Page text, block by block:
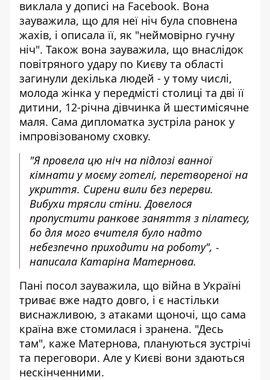
виклала у дописі на Facebook. Вона
зауважила, що для неї ніч була сповнена
жахів, і описала її, як "неймовірно гучну
ніч". Також вона зауважила, що внаслідок
повітряного удару по Києву та області
загинули декілька людей - у тому числі,
молода жінка у передмісті столиці та дві її
дитини, 12-річна дівчинка й шестимісячне
маля. Сама дипломатка зустріла ранок у
імпровізованому сховку.
"Я провела цю ніч на підлозі ванної
кімнати у моєму готелі, перетвореної на
укриття. Сирени вили без перерви.
Вибухи трясли стіни. Довелося
пропустити ранкове заняття з пілатесу,
бо для мого вчителя було надто
небезпечно приходити на роботу", -
написала Катаріна Матернова.
Пані посол зауважила, що війна в Україні
триває вже надто довго, і є настільки
виснажливою, з атаками щоночі, що сама
країна вже стомилася і зранена. "Десь
там", каже Матернова, плануються зустрічі
та переговори. Але у Києві вони здаються
нескінченними.